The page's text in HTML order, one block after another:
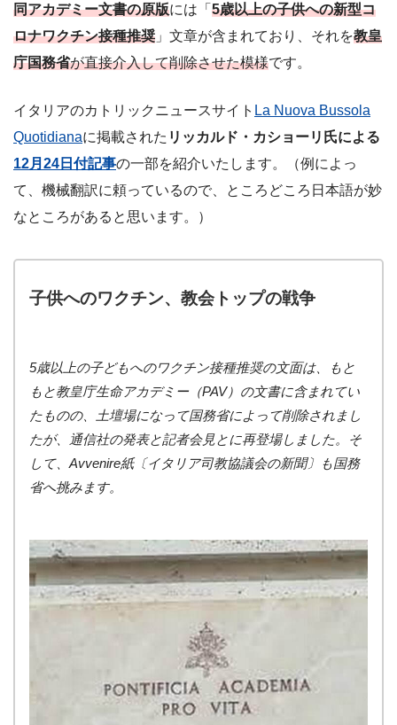
同アカデミー文書の原版には「 5歳以上の子供への新型コ
ロナワクチン接種推奨 」文章が含まれており、それを教皇
庁国務省が直接介入して削除させた模様です。
イタリアのカトリックニュースサイト La Nuova Bussola
Quotidianaに掲載された リッカルド・カショーリ氏による
12月24日付記事の一部を紹介いたします。（例によっ
て、機械翻訳に頼っているので、ところどころ日本語が妙
なところがあると思います。）
子供へのワクチン、教会トップの戦争
5歳以上の子どもへのワクチン接種推奨の文面は、もと
もと教皇庁生命アカデミー（PAV）の文書に含まれてい
たものの、土壇場になって国務省によって削除されまし
たが、通信社の発表と記者会見とに再登場しました。そ
して、Avvenire紙〔イタリア司教協議会の新聞〕も国務
省へ挑みます。